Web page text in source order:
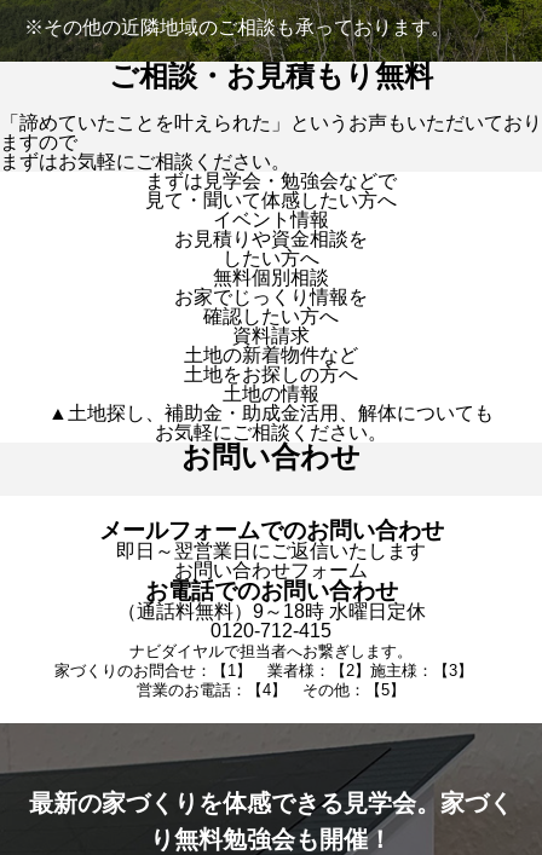
※その他の近隣地域のご相談も承っております。
ご相談・お見積もり無料
「諦めていたことを叶えられた」というお声もいただいており
ますので
まずはお気軽にご相談ください。
まずは見学会・勉強会などで
見て・聞いて体感したい方へ
イベント情報
お見積りや資金相談を
したい方へ
無料個別相談
お家でじっくり情報を
確認したい方へ
資料請求
土地の新着物件など
土地をお探しの方へ
土地の情報
▲土地探し、補助金・助成金活用、解体についても
お気軽にご相談ください。
お問い合わせ
メールフォームでのお問い合わせ
即日～翌営業日にご返信いたします
お問い合わせフォーム
お電話でのお問い合わせ
（通話料無料）9～18時 水曜日定休
0120-712-415
ナビダイヤルで担当者へお繋ぎします。
家づくりのお問合せ：【1】 業者様：【2】施主様：【3】
営業のお電話：【4】 その他：【5】
最新の家づくりを体感できる見学会。家づく
り無料勉強会も開催！